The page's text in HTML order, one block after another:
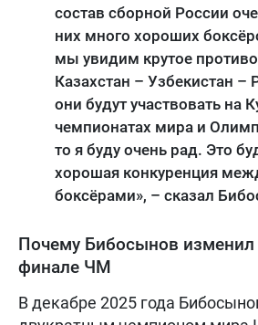
состав сборной России
них много хороших
мы увидим крутое
Казахстан – Узбекистан –
они будут участвовать на
чемпионатах мира и
то я буду очень рад. Это
хорошая конкуренция
боксёрами», – сказал
Почему Бибосынов изменил
финале ЧМ
В декабре 2025 года